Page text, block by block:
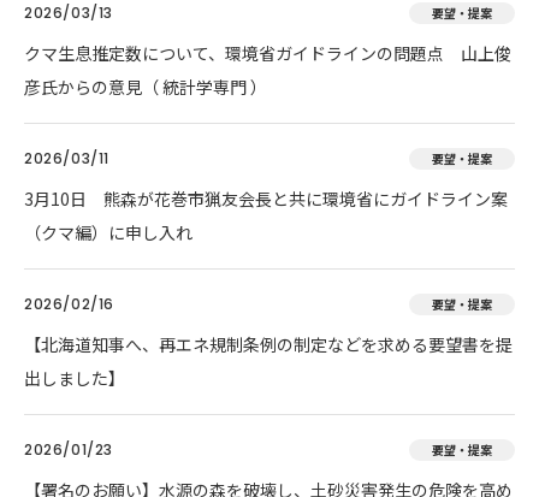
2026/03/13 要望・提案
クマ生息推定数について、環境省ガイドラインの問題点 山上俊
彦氏からの意見（ 統計学専門 ）
2026/03/11 要望・提案
3月10日 熊森が花巻市猟友会長と共に環境省にガイドライン案
（クマ編）に申し入れ
2026/02/16 要望・提案
【北海道知事へ、再エネ規制条例の制定などを求める要望書を提
出しました】
2026/01/23 要望・提案
【署名のお願い】水源の森を破壊し、土砂災害発生の危険を高め